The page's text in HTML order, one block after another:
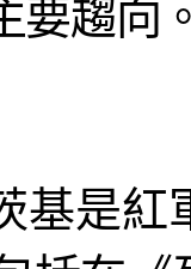
要趨向
基是紅